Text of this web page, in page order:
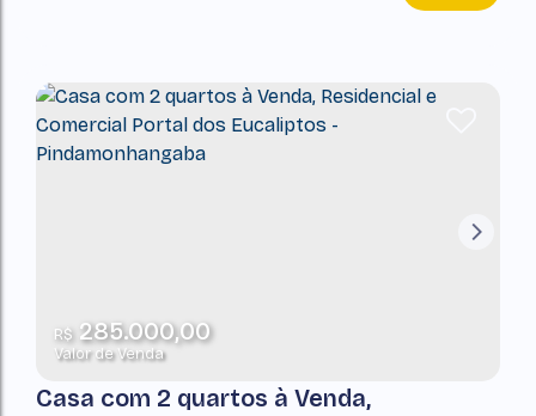
R$285.000,00
Valor de Venda
Casa com 2 quartos à Venda,